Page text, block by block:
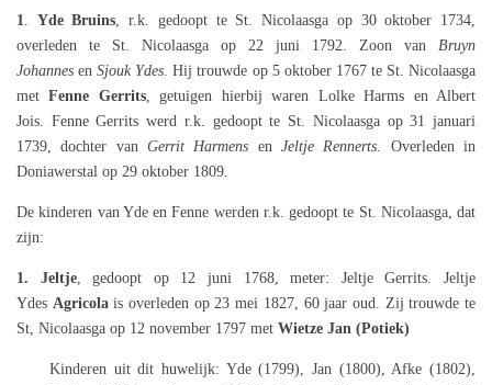
1. Yde Bruins, r.k. gedoopt te St. Nicolaasga op 30 oktober 1734,
overleden te St. Nicolaasga op 22 juni 1792. Zoon van
Bruyn
Johannes en Sjouk Ydes. Hij trouwde op 5 oktober 1767 te St. Nicolaasga
met Fenne Gerrits, getuigen hierbij waren Lolke Harms en Albert
Jois. Fenne Gerrits werd r.k. gedoopt te St. Nicolaasga op 31 januari
1739, dochter van Gerrit Harmens en Jeltje Rennerts. Overleden in
Doniawerstal op 29 oktober 1809.
De kinderen van Yde en Fenne werden r.k. gedoopt te St. Nicolaasga, dat
zijn:
1. Jeltje, gedoopt op 12 juni 1768, meter:
Jeltje Gerrits. Jeltje
Ydes Agricola is overleden op 23 mei 1827, 60 jaar oud. Zij trouwde te
St, Nicolaasga op 12 november 1797 met Wietze Jan (Potiek)
Kinderen uit dit huwelijk: Yde (1799), Jan (1800), Afke (1802),